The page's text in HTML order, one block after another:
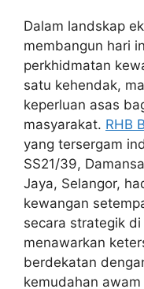
Dalam landskap
membangun hari
perkhidmatan
satu kehendak,
keperluan asas
masyarakat. RHB
yang tersergam
SS21/39,
Jaya, Selangor,
kewangan
secara strategik
menawarkan
berdekatan
kemudahan